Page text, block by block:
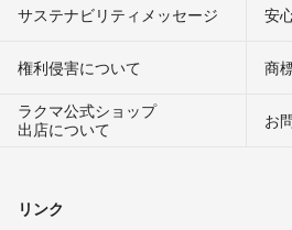
サステナビリティメッセージ 安
権利侵害について
商
ラクマ公式ショップ
出店について
お
リンク